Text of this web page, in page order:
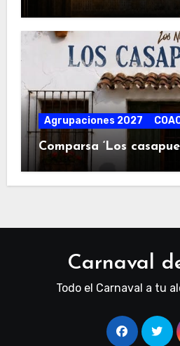
Agrupaciones 2027
Comparsa ‘Los
Carnaval
Todo el Carnaval a tu